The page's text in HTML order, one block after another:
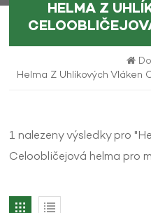
HELMA Z
Helma Z Uhlíkových Vláken
1 nalezeny výsledky pro
Celoobličejová helma pro